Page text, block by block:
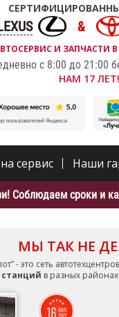
И ЗАПЧАСТИ
с 8:00 до 21:00
НАМ 17 ЛЕТ!
сервис Наши
Соблюдаем сроки и
МЫ ТАК НЕ
- это сеть
станций в разных